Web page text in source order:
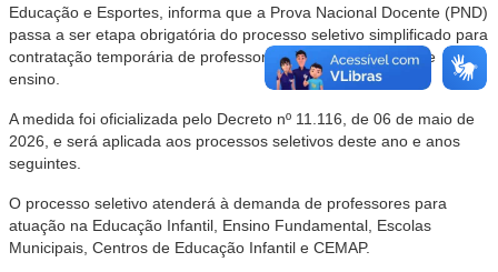
Educação e Esportes, informa que a Prova Nacional Docente (PND)
passa a ser etapa obrigatória do processo seletivo simplificado para
contratação temporária de professores da rede municipal de
ensino.
A medida foi oficializada pelo Decreto nº 11.116, de 06 de maio de
2026, e será aplicada aos processos seletivos deste ano e anos
seguintes.
O processo seletivo atenderá à demanda de professores para
atuação na Educação Infantil, Ensino Fundamental, Escolas
Municipais, Centros de Educação Infantil e CEMAP.